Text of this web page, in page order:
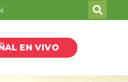
EN VIVO